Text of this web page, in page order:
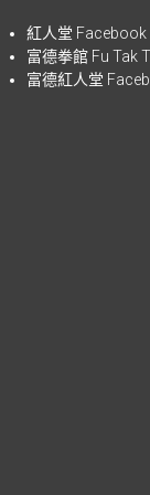
紅人堂 Facebook
富德拳館 Fu Tak
富德紅人堂